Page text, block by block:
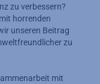
zu verbessern?
horrenden
unseren Beitrag
zu
mit